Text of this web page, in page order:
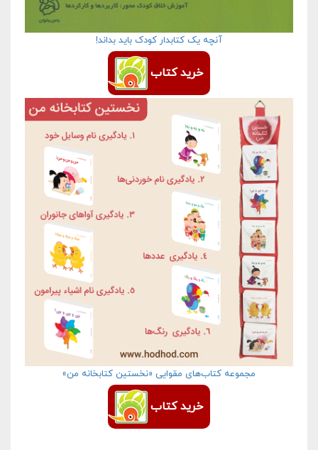
آنچه یک کتابدار کودک باید بداند!
خرید کتاب
مجموعه کتاب‌های مقوایی «نخستین کتابخانه من»
خرید کتاب